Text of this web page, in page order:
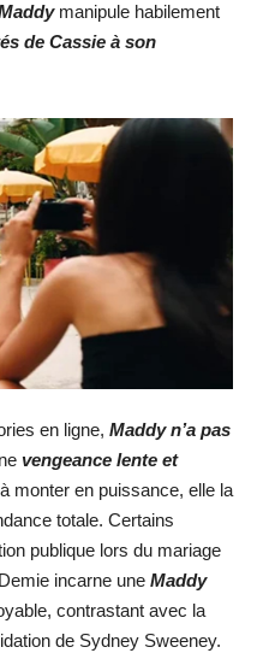
manipule habilement
de Cassie à son
en ligne, Maddy n’a pas
vengeance lente et
à monter en puissance, elle la
totale. Certains
publique lors du mariage
incarne une Maddy
contrastant avec la
de Sydney Sweeney.